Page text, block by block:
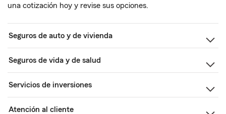
una cotización hoy y revise sus opciones.
Seguros de auto y de vivienda
Seguros de vida y de salud
Servicios de inversiones
Atención al cliente